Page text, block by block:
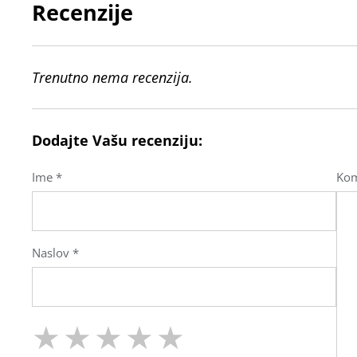
Recenzije
Trenutno nema recenzija.
Dodajte Vašu recenziju:
Ime *
Naslov *
★
★
★
★
★